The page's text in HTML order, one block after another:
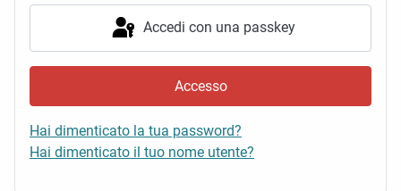
Accedi con una passkey
Accesso
Hai dimenticato la tua password?
Hai dimenticato il tuo nome utente?